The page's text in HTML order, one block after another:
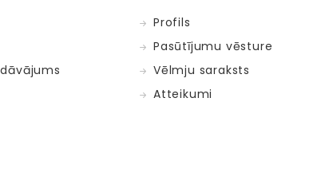
Profils
Pasūtījumu vēsture
Vēlmju saraksts
Atteikumi